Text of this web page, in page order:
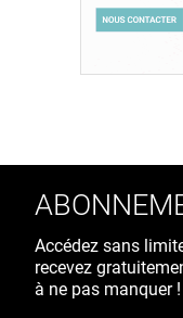
Accédez sans
recevez
à ne pas manquer !